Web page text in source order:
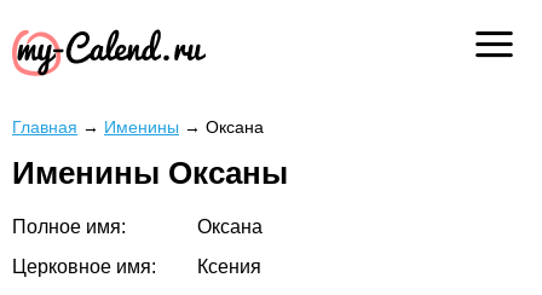
Главная → Именины → Оксана
Именины Оксаны
Полное имя:
Оксана
Церковное имя:
Ксения